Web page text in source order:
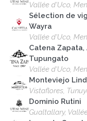
Vallée d'Uco,
Sélection de
Wayra
Vallée d'Uco,
Catena
Tupungato
Vallée d'Uco,
Monteviejo
Vistaflores,
Dominio Rutini
Gualtallary,